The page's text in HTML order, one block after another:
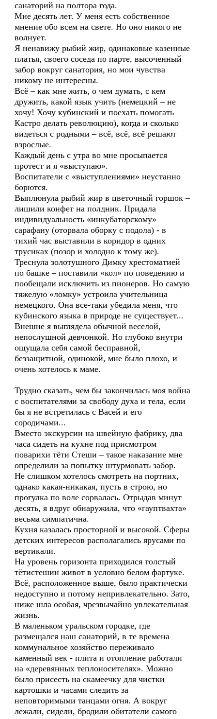
санаторий на полтора года.
Мне десять лет. У меня есть собственное
мнение обо всем на свете. Но оно никого не
волнует.
Я ненавижу рыбий жир, одинаковые казенные
платья, своего соседа по парте, высоченный
забор вокруг санатория, но мои чувства
никому не интересны.
Всё – как мне жить, о чем думать, с кем
дружить, какой язык учить (немецкий – не
хочу! Хочу кубинский и поехать помогать
Кастро делать революцию), когда и сколько
видеться с родными – всё, всё, всё решают
взрослые.
Каждый день с утра во мне просыпается
протест и я «выступаю».
Воспитатели с «выступлениями» неустанно
борются.
Выплюнула рыбий жир в цветочный горшок –
лишили конфет на полдник. Придала
индивидуальность «инкубаторскому»
сарафану (оторвала оборку с подола) - в
тихий час выставили в коридор в одних
трусиках (позор и холодно к тому же).
Треснула золотушного Димку хрестоматией
по башке – поставили «кол» по поведению и
пообещали исключить из пионеров. Но самую
тяжелую «ломку» устроила учительница
немецкого. Она все-таки убедила меня, что
кубинского языка в природе не существует...
Внешне я выглядела обычной веселой,
непослушной девчонкой. Но глубоко внутри
ощущала себя самой бесправной,
беззащитной, одинокой, мне было плохо, и
очень хотелось к маме.
Трудно сказать, чем бы закончилась моя война
с воспитателями за свободу духа и тела, если
бы я не встретилась с Васей и его
сородичами...
Вместо экскурсии на швейную фабрику, два
часа сидеть на кухне под присмотром
поварихи тёти Стеши – такое наказание мне
определили за попытку штурмовать забор.
Не слишком хотелось смотреть на портних,
однако какая-никакая, пусть в строю, но
прогулка по воле сорвалась. Отрыдав минут
десять, я вдруг обнаружила, что «гауптвахта»
весьма симпатична.
Кухня казалась просторной и высокой. Сферы
детских интересов располагались ярусами по
вертикали.
На уровень горизонта приходился толстый
тётистешин живот в условно белом фартуке.
Всё, расположенное выше, было практически
недоступно и потому непривлекательно. Зато,
ниже шла особая, чрезвычайно увлекательная
жизнь.
В маленьком уральском городке, где
размещался наш санаторий, в те времена
коммунальное хозяйство переживало
каменный век - плита и отопление работали
на «деревянных теплоносителях». Можно
было присесть на скамеечку для чистки
картошки и часами следить за
неповторимыми танцами огня. А вокруг
лежали, сидели, бродили обитатели самого